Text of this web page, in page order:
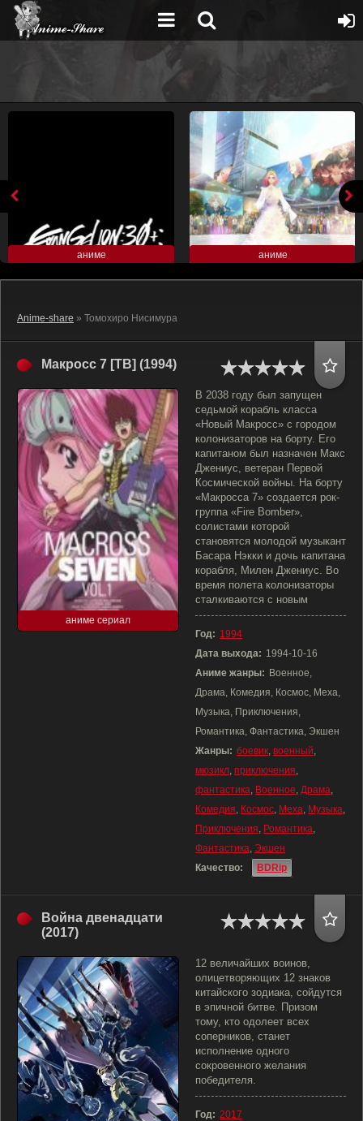
аниме аниме
Anime-share » Томохиро Нисимура
Макросс 7 [ТВ] (1994)
аниме сериал
В 2038 году был запущен
седьмой корабль класса
«Новый Макросс» с городом
колонизаторов на борту. Его
капитаном был назначен Макс
Джениус, ветеран Первой
Космической войны. На борту
«Макросса 7» создается рок-
группа «Fire Bomber»,
солистами которой
становятся молодой музыкант
Басара Нэкки и дочь капитана
корабля, Милен Джениус. Во
время полета колонизаторы
сталкиваются с новым
Год: 1994
Дата выхода: 1994-10-16
Аниме жанры: Военное,
Драма, Комедия, Космос, Меха,
Музыка, Приключения,
Романтика, Фантастика, Экшен
Жанры: боевик, военный,
мюзикл, приключения,
фантастика, Военное, Драма,
Комедия, Космос, Меха, Музыка,
Приключения, Романтика,
Фантастика, Экшен
Качество:
BDRip
Война двенадцати
(2017)
12 величайших воинов,
олицетворяющих 12 знаков
китайского зодиака, сойдутся
в эпичной битве. Призом
тому, кто одолеет всех
соперников, станет
исполнение одного
сокровенного желания
победителя.
Год: 2017